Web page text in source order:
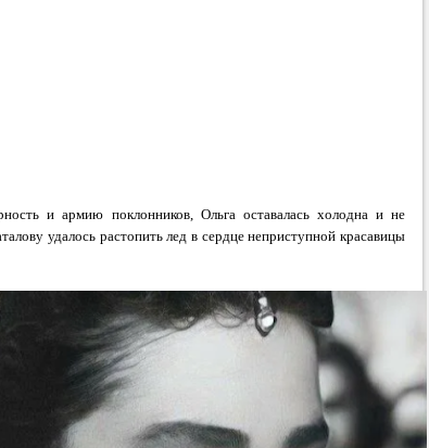
и армию поклонников, Ольга оставалась холодна и не
удалось растопить лед в сердце неприступной красавицы